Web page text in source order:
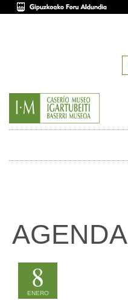
AGENDA
8
ENERO